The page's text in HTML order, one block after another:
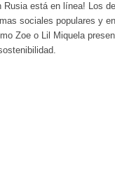
Rusia está en línea! Los
sociales populares y
Zoe o Lil Miquela